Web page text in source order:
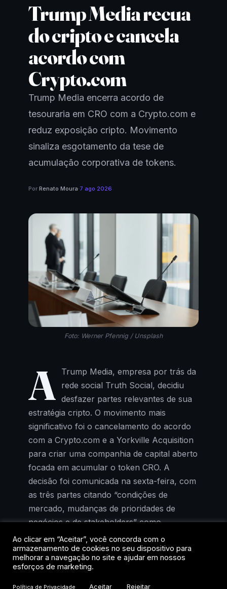
Trump Media recua
do cripto e cancela
acordo com
Crypto.com
Trump Media encerra acordo de
tesouraria em CRO com a Crypto.com e
reduz exposição cripto. Movimento
sinaliza esgotamento da tese de
acumulação corporativa de tokens.
Por Renato Moura·7 ago 2026
Foto: Werner Pfennig / Unsplash
A Trump Media, empresa por trás da
rede social Truth Social, decidiu
desfazer partes relevantes de sua
estratégia cripto. O movimento mais
significativo foi o cancelamento do acordo
com a Crypto.com e a Yorkville Acquisition
para criar uma companhia de capital aberto
focada em acumular o token CRO. A
decisão foi comunicada na sexta-feira, com
as três partes citando “condições de
mercado, mudanças de prioridades de
negócios e de stakeholders” como
justificativa.
O recuo é emblemático. Quando a parceria
Ao clicar em “Aceitar”, você concorda com o
armazenamento de cookies no seu dispositivo para
melhorar a navegação no site e ajudar em nossos
esforços de marketing.
Política de Privacidade Aceitar Rejeitar